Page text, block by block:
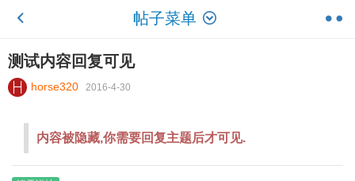
帖子菜单
测试内容回复可见
horse320 2016-4-30
内容被隐藏,你需要回复主题后才可见.